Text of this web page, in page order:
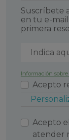
Suscríbete
en tu e-
primera
Información
Acepto
Acepto
atender